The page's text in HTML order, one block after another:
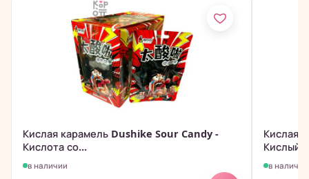
Кислая карамель Dushike Sour Candy -
Кислота со...
в наличии
Кислая
Кислый
в наличии